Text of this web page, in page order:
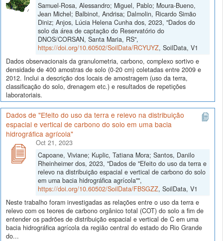
Samuel-Rosa, Alessandro; Miguel, Pablo; Moura-Bueno,
Jean Michel; Balbinot, Andrisa; Dalmolin, Ricardo Simão
Diniz; Anjos, Lúcia Helena Cunha dos, 2023, "Dados do
solo da área de captação do Reservatório do
DNOS/CORSAN, Santa Maria, RS",
https://doi.org/10.60502/SoilData/RCYUYZ, SoilData, V1
Dados observacionais da granulometria, carbono, complexo sortivo e
densidade de 400 amostras de solo (0-20 cm) coletadas entre 2009 e
2012. Inclui a descrição dos locais de amostragem (uso da terra,
classificação do solo, drenagem etc.) e resultados de repetições
laboratoriais.
Dados de "Efeito do uso da terra e relevo na distribuição
espacial e vertical de carbono do solo em uma bacia
hidrográfica agrícola"
Oct 21, 2023
Capoane, Viviane; Kuplic, Tatiana Mora; Santos, Danilo
Rheinheimer dos, 2023, "Dados de "Efeito do uso da terra e
relevo na distribuição espacial e vertical de carbono do solo
em uma bacia hidrográfica agrícola"",
https://doi.org/10.60502/SoilData/FBSGZZ, SoilData, V1
Neste trabalho foram investigadas as relações entre o uso da terra e
relevo com os teores de carbono orgânico total (COT) do solo a fim de
entender os padrões de distribuição espacial e vertical de C em uma
bacia hidrográfica agrícola da região central do estado do Rio Grande
do...